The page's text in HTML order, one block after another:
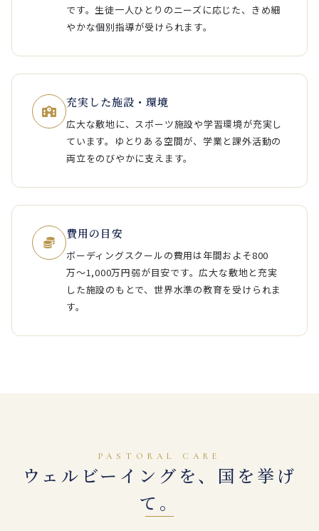
です。生徒一人ひとりのニーズに応じた、きめ細
やかな個別指導が受けられます。
充実した施設・環境
広大な敷地に、スポーツ施設や学習環境が充実し
ています。ゆとりある空間が、学業と課外活動の
両立をのびやかに支えます。
費用の目安
ボーディングスクールの費用は年間およそ800
万〜1,000万円弱が目安です。広大な敷地と充実
した施設のもとで、世界水準の教育を受けられま
す。
PASTORAL CARE
ウェルビーイングを、国を挙げ
て。